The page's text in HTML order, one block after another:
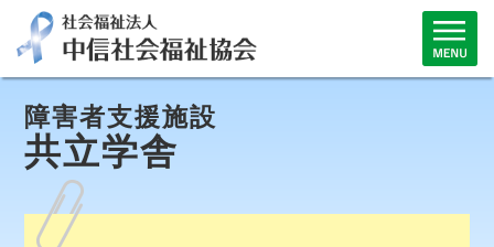
障害者支援施設
共立学舎